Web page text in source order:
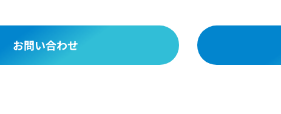
お問い合わせ